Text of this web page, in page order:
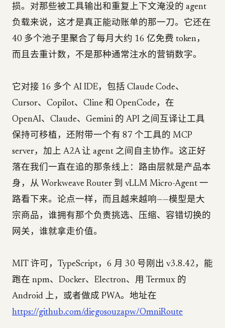
损。对那些被工具输出和重复上下文淹没的 agent
负载来说，这才是真正能动账单的那一刀。它还在
40 多个池子里聚合了每月大约 16 亿免费 token，
而且去重计数，不是那种通常注水的营销数字。
它对接 16 多个 AI IDE，包括 Claude Code、
Cursor、Copilot、Cline 和 OpenCode，在
OpenAI、Claude、Gemini 的 API 之间互译让工具
保持可移植，还附带一个有 87 个工具的 MCP
server，加上 A2A 让 agent 之间自主协作。这正好
落在我们一直在追的那条线上：路由层就是产品本
身，从 Workweave Router 到 vLLM Micro-Agent 一
路看下来。论点一样，而且越来越响——模型是大
宗商品，谁拥有那个负责挑选、压缩、容错切换的
网关，谁就拿走价值。
MIT 许可，TypeScript，6 月 30 号刚出 v3.8.42，能
跑在 npm、Docker、Electron、用 Termux 的
Android 上，或者做成 PWA。地址在
https://github.com/diegosouzapw/OmniRoute